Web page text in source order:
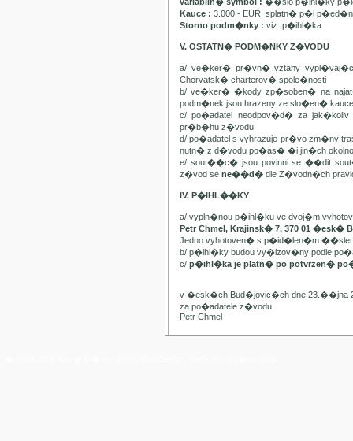
Kauce : 3.000,- EUR, splatn� p�i
Storno podm�nky : viz. p�ihl�ka
V. OSTATN� PODM�NKY Z�VODU
a/ ve�ker� pr�vn� vztahy
Chorvatsk� charterov� spole�nosti
b/ ve�ker� �kody zp�soben� na
podm�nek jsou hrazeny ze slo�en� kauce
c/ po�adatel neodpov�d� za
pr�b�hu z�vodu
d/ po�adatel s vyhrazuje pr�vo zm�ny
nutn� z d�vodu po�as� �i jin�ch
e/ sout��c� jsou povinni se ��dit
z�vod se ne��d� dle Z�vodn�ch
IV. P�IHL��KY
a/ vypln�nou p�ihl�ku ve dvoj�m
Petr Chmel, Krajinsk� 7, 370 01 �esk�
Jedno vyhotoven� s p�id�len�m
b/ p�ihl�ky budou vy�izov�ny podle
c/ p�ihl�ka je platn� po potvrzen�
v �esk�ch Bud�jovic�ch dne 23.��jna
za po�adatele z�vodu
Petr Chmel